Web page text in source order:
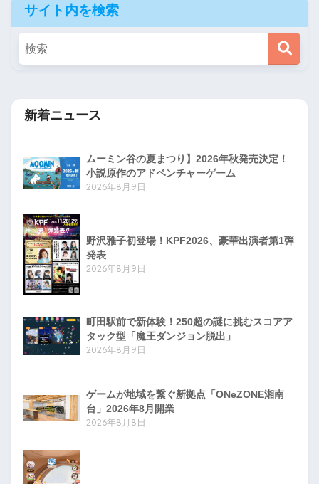
サイト内を検索
新着ニュース
ムーミン谷の夏まつり】2026年秋発売決定！
小説原作のアドベンチャーゲーム
2026年8月9日
野沢雅子初登場！KPF2026、豪華出演者第1弾
発表
2026年8月9日
町田駅前で新体験！250超の謎に挑むスコアア
タック型「魔王ダンジョン脱出」
2026年8月9日
ゲームが地域を繋ぐ新拠点「ONeZONE湘南
台」2026年8月開業
2026年8月8日